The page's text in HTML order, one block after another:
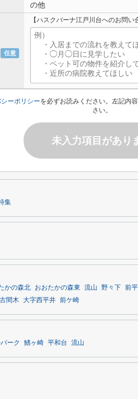
の他
任意
【ハスクバーナ江戸川台へのお問い
ーポリシーを必ずお読みください。左記内
さい。
未入力項目があり
集
かの森北 おおたかの森東 流山 野々下 前
古間木 大字西平井 前ケ崎
ーク 鰭ヶ崎 平和台 流山